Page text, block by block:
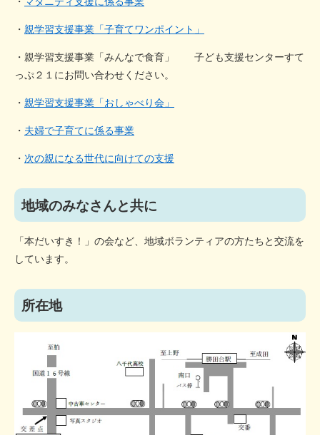
・ 親学習支援事業「子育てワンポイント」
・親学習支援事業「みんなで食育」 子ども支援センターすて
っぷ２１にお問い合わせください。
・ 親学習支援事業「おしゃべり会」
・ 夫婦で子育てに係る事業
・ 次の親になる世代に向けての支援
地域のみなさんと共に
「本だいすき！」の会など、地域ボランティアの方たちと交流を
しています。
所在地